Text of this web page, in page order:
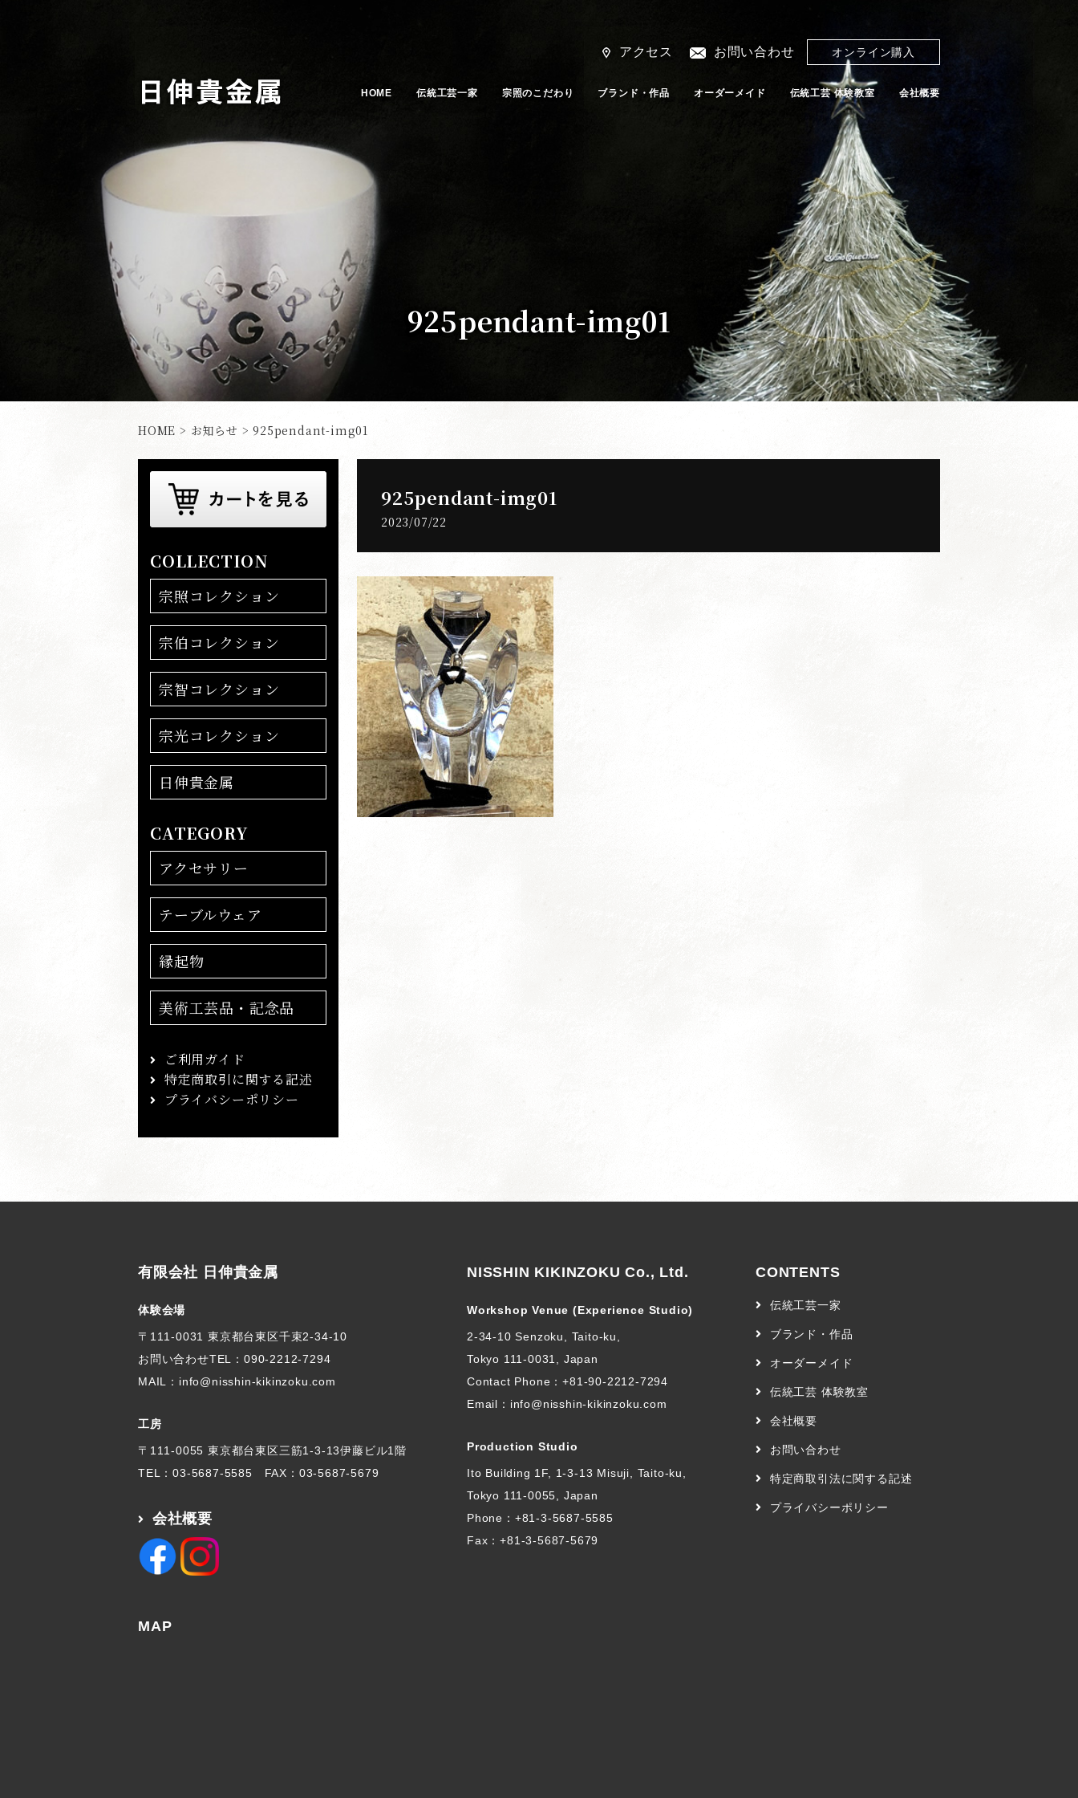
アクセス お問い合わせ オンライン購入
HOME 伝統工芸一家 宗照のこだわり ブランド・作品 オーダーメイド 伝統工芸 体験教室 会社概要
925pendant-img01
HOME > お知らせ > 925pendant-img01
925pendant-img01
2023/07/22
COLLECTION
宗照コレクション
宗伯コレクション
宗智コレクション
宗光コレクション
日伸貴金属
CATEGORY
アクセサリー
テーブルウェア
縁起物
美術工芸品・記念品
ご利用ガイド
特定商取引に関する記述
プライバシーポリシー
有限会社 日伸貴金属
体験会場
〒111-0031 東京都台東区千束2-34-10
お問い合わせTEL： 090-2212-7294
MAIL：info@nisshin-kikinzoku.com
工房
〒111-0055 東京都台東区三筋1-3-13伊藤ビル1階
TEL：03-5687-5585 FAX：03-5687-5679
会社概要
NISSHIN KIKINZOKU Co., Ltd.
Workshop Venue (Experience Studio)
2-34-10 Senzoku, Taito-ku,
Tokyo 111-0031, Japan
Contact Phone：+81-90-2212-7294
Email：info@nisshin-kikinzoku.com
Production Studio
Ito Building 1F, 1-3-13 Misuji, Taito-ku,
Tokyo 111-0055, Japan
Phone： +81-3-5687-5585
Fax：+81-3-5687-5679
CONTENTS
伝統工芸一家
ブランド・作品
オーダーメイド
伝統工芸 体験教室
会社概要
お問い合わせ
特定商取引法に関する記述
プライバシーポリシー
MAP